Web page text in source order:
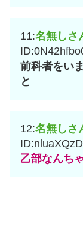
11:名無しさ
前科者をい
と
12:名無しさ
乙部なんち